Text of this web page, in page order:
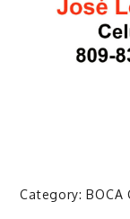
Category:BOCA